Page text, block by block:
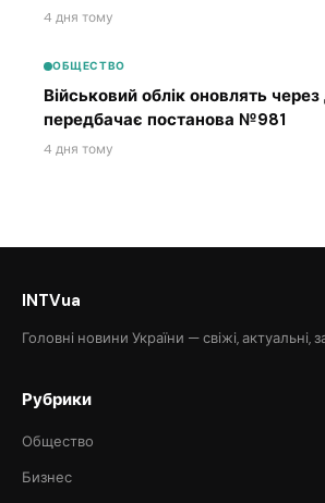
4 дня тому
ОБЩЕСТВО
Військовий облік оновлять
передбачає постанова №981
4 дня тому
INTVua
Головні новини України — свіжі, актуальні,
Рубрики
Общество
Бизнес